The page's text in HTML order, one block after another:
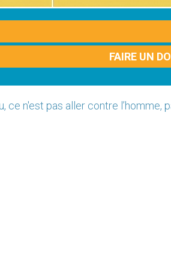
FAIRE UN
ce n'est pas aller contre l’homme,